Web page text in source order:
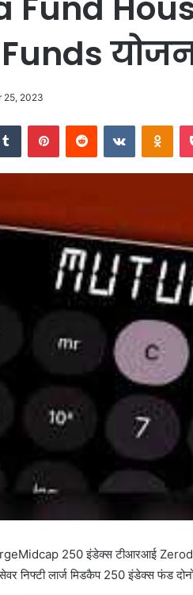
25, 2023
Tumblr PinterestReddit VKontakte
250 इंडेक्स टीआरआई
निफ्टी लार्ज मिडकैप 250 इंडेक्स फंड